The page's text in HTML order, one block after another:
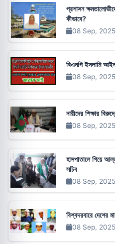
প্রশাসন
কীভাবে?
08 Sep, 2025
বিএনপি ইসলামি
08 Sep, 2025
নারীদের শিক্ষার
08 Sep, 2025
হাসপাতালে গিয়ে
সচিব
08 Sep, 2025
বিশ্বদরবারে দেশের
08 Sep, 2025